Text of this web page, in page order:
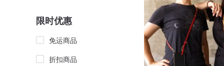
限时优惠
免运商品
折扣商品